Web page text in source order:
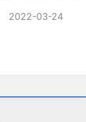
2022-03-24